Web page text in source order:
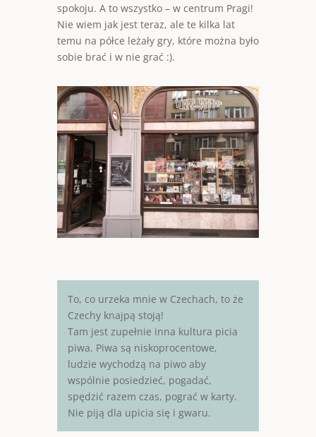
spokoju. A to wszystko – w centrum Pragi!
Nie wiem jak jest teraz, ale te kilka lat
temu na półce leżały gry, które można było
sobie brać i w nie grać :).
To, co urzeka mnie w Czechach, to że
Czechy knajpą stoją!
Tam jest zupełnie inna kultura picia
piwa. Piwa są niskoprocentowe,
ludzie wychodzą na piwo aby
wspólnie posiedzieć, pogadać,
spędzić razem czas, pograć w karty.
Nie piją dla upicia się i gwaru.